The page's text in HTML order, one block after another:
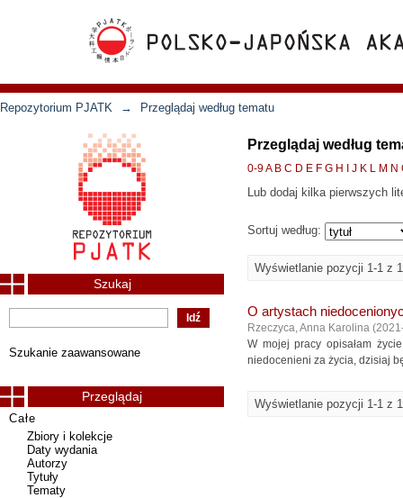
Repozytorium PJATK → Przeglądaj według tematu
Przeglądaj według
0-9A B C D E F G H J K L M N
Lub dodaj kilka pierwszych
Sortuj według:
Wyświetlanie pozycji 1-1 z 1
O artystach
Rzeczyca, Anna Karolina (
W mojej pracy opisałam
niedocenieni za życia, dzisiaj
Wyświetlanie pozycji 1-1 z 1
Szukaj
Szukanie zaawansowane
Przeglądaj
Całe
Zbiory i kolekcje
Daty wydania
Autorzy
Tytuły
Tematy